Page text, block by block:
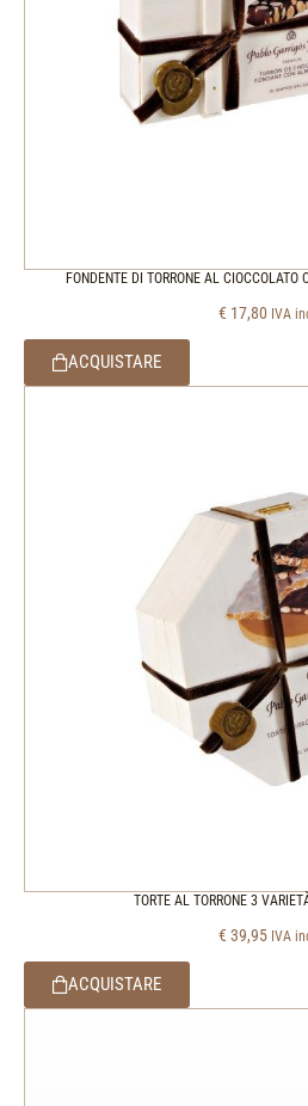
FONDENTE DI TORRONE AL
€ 17,80 IVA
ACQUISTARE
TORTE AL TORRONE 3
€ 39,95 IVA
ACQUISTARE